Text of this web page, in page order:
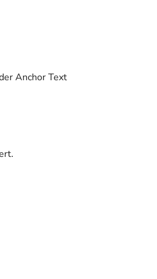
Anchor Text